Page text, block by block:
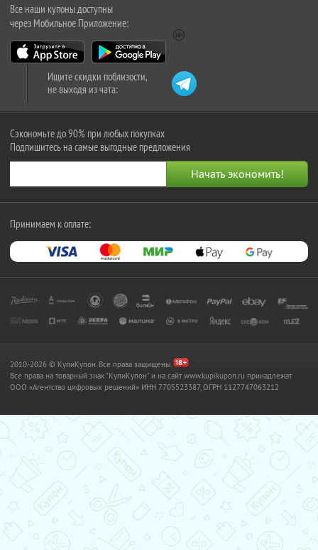
Все наши купоны доступны
через Мобильное Приложение:
Ищите скидки поблизости,
не выходя из чата:
Сэкономьте до 90% при любых покупках
Подпишитесь на самые выгодные предложения
Принимаем к оплате:
2010-2026 © КупиКупон. Все права защищены.
Все права на товарный знак "КупиКупон" и на сайт www.kupikupon.ru принадлежат
OOO «Агентство цифровых решений» ИНН 7705523387, ОГРН 1127747063212